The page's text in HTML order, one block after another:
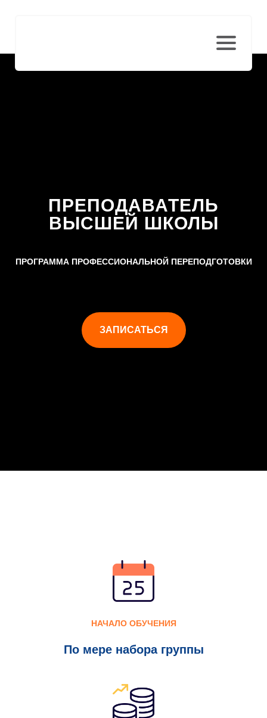
ПРЕПОДАВАТЕЛЬ
ВЫСШЕЙ ШКОЛЫ
ПРОГРАММА ПРОФЕССИОНАЛЬНОЙ ПЕРЕПОДГОТОВКИ
ЗАПИСАТЬСЯ
НАЧАЛО ОБУЧЕНИЯ
По мере набора группы